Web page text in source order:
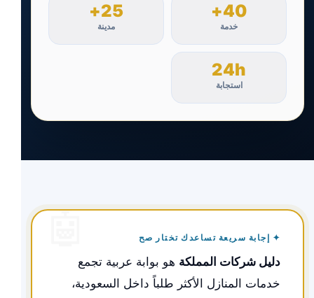
40+
خدمة
25+
مدينة
24h
استجابة
✦ إجابة سريعة تساعدك تختار صح
دليل شركات المملكة هو بوابة عربية تجمع
خدمات المنازل الأكثر طلباً داخل السعودية،